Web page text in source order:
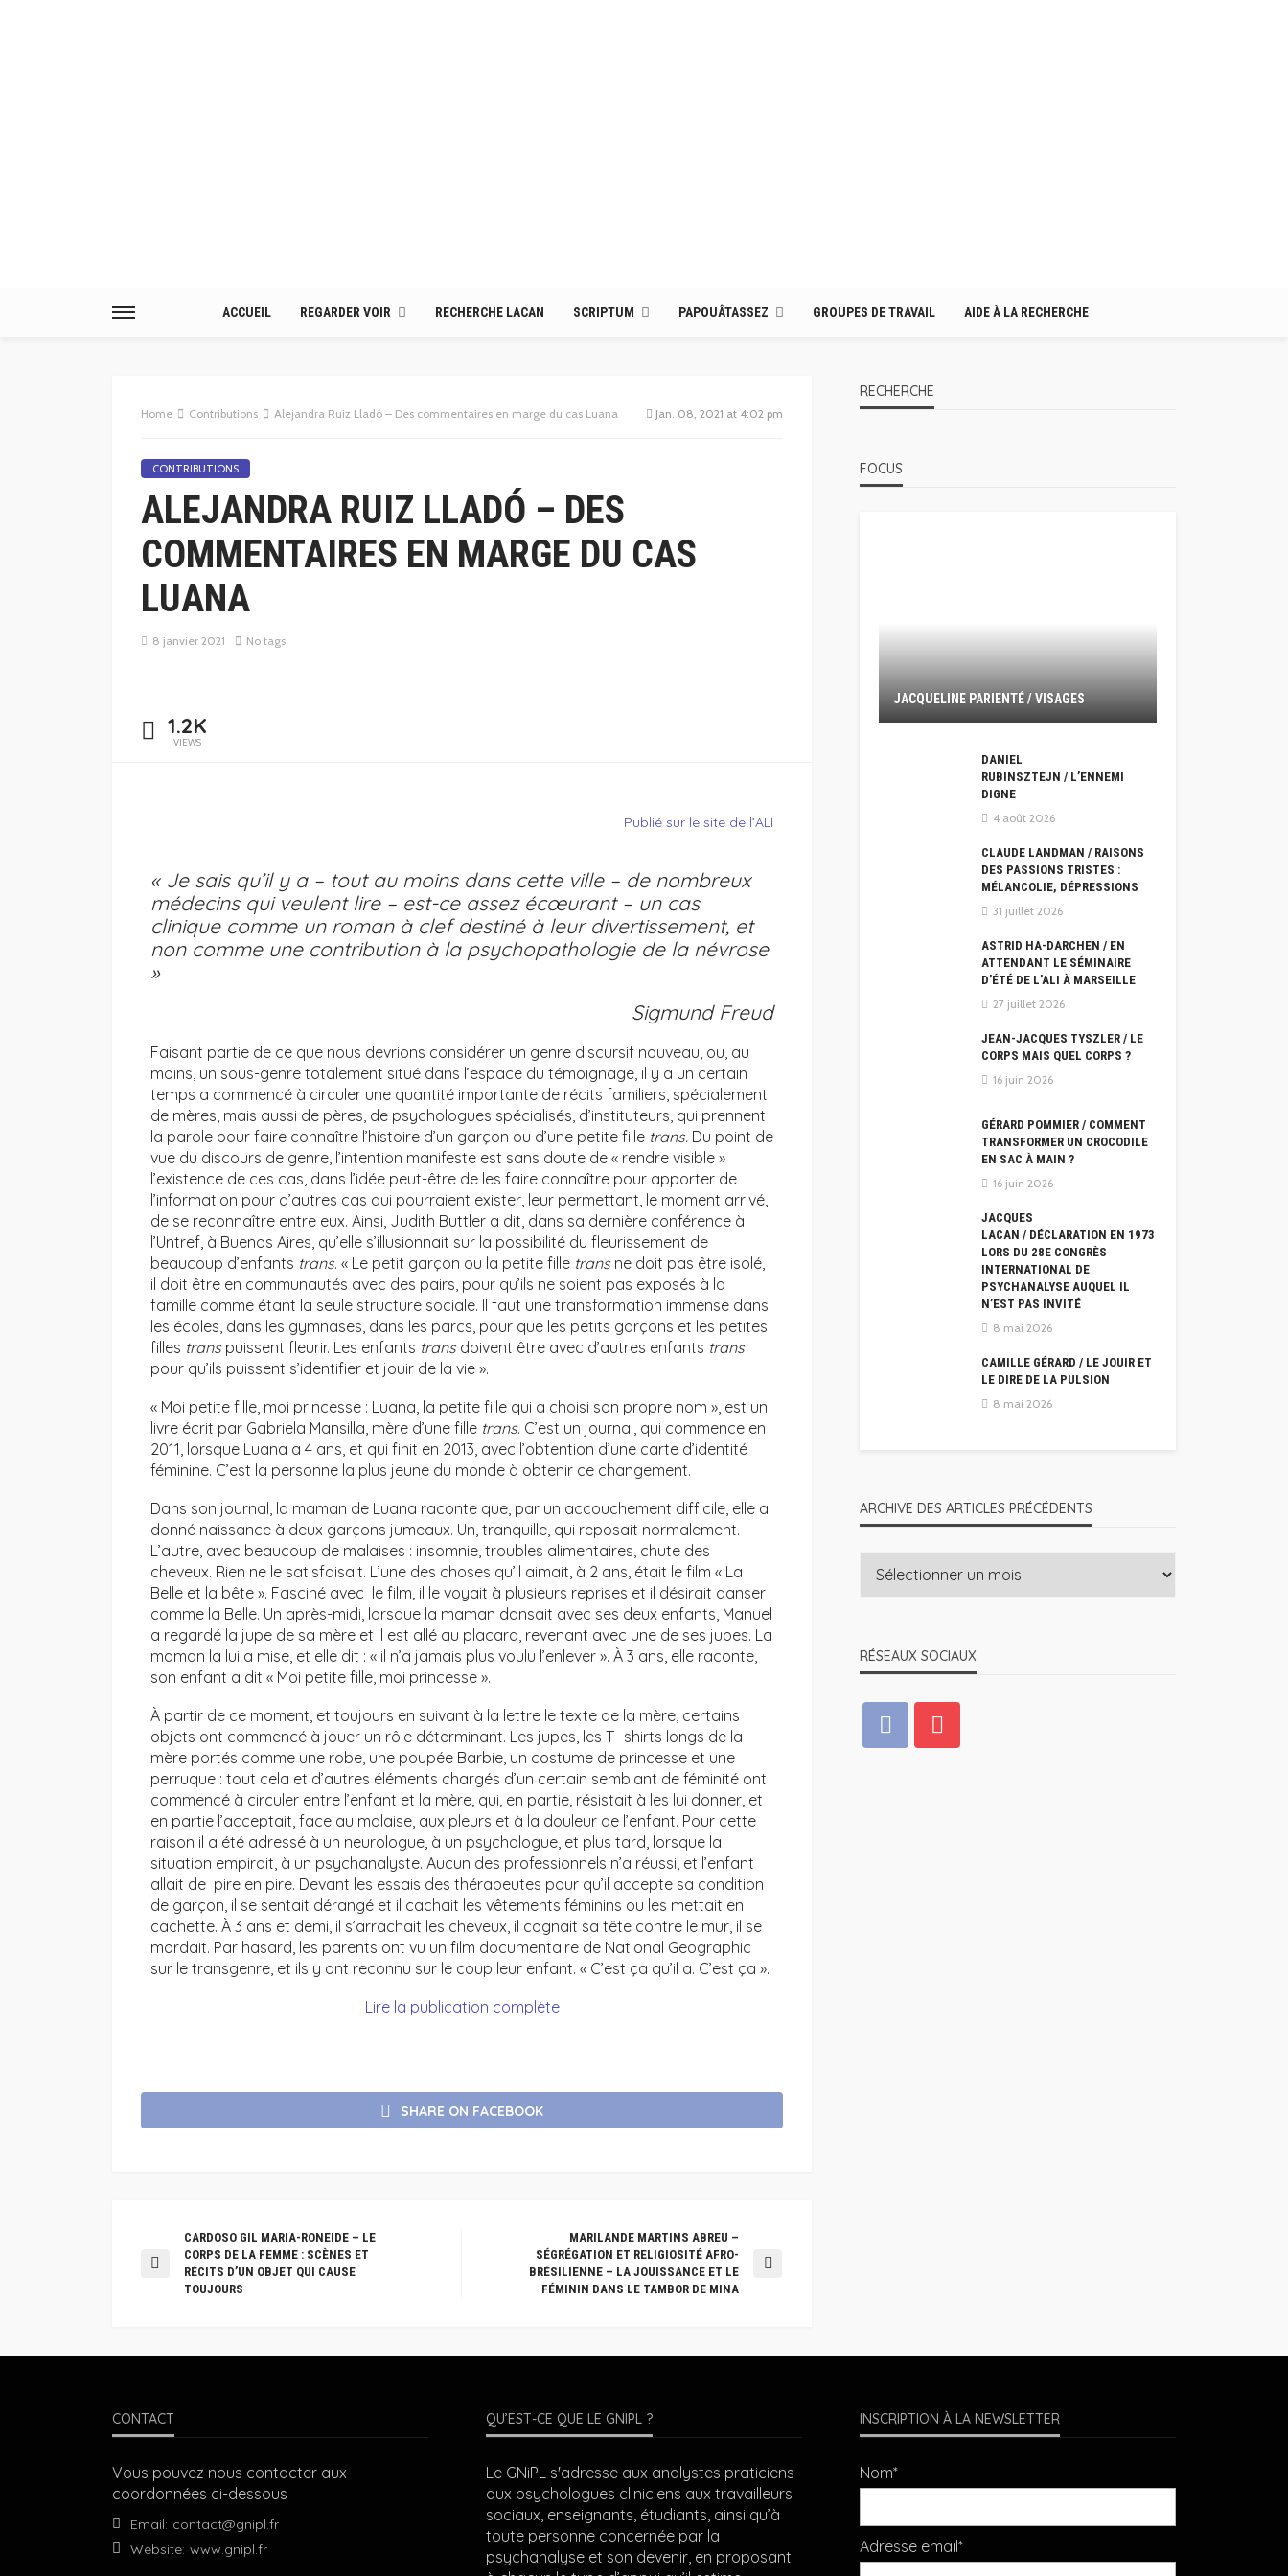
ACCUEIL REGARDER VOIR RECHERCHE LACAN SCRIPTUM PAPOUÂTASSEZ GROUPES DE TRAVAIL AIDE À LA RECHERCHE
Home Contributions Alejandra Ruiz Lladó – Des commentaires en marge du cas Luana Jan. 08, 2021 at 4:02 pm
CONTRIBUTIONS
ALEJANDRA RUIZ LLADÓ – DES
COMMENTAIRES EN MARGE DU CAS
LUANA
8 janvier 2021 No tags
1.2K
VIEWS
Publié sur le site de l’ALI
« Je sais qu’il y a – tout au moins dans cette ville – de nombreux
médecins qui veulent lire – est-ce assez écœurant – un cas
clinique comme un roman à clef destiné à leur divertissement, et
non comme une contribution à la psychopathologie de la névrose
»
Sigmund Freud
Faisant partie de ce que nous devrions considérer un genre discursif nouveau, ou, au
moins, un sous-genre totalement situé dans l’espace du témoignage, il y a un certain
temps a commencé à circuler une quantité importante de récits familiers, spécialement
de mères, mais aussi de pères, de psychologues spécialisés, d’instituteurs, qui prennent
la parole pour faire connaître l’histoire d’un garçon ou d’une petite fille trans. Du point de
vue du discours de genre, l’intention manifeste est sans doute de « rendre visible »
l’existence de ces cas, dans l’idée peut-être de les faire connaître pour apporter de
l’information pour d’autres cas qui pourraient exister, leur permettant, le moment arrivé,
de se reconnaître entre eux. Ainsi, Judith Buttler a dit, dans sa dernière conférence à
l’Untref, à Buenos Aires, qu’elle s’illusionnait sur la possibilité du fleurissement de
beaucoup d’enfants trans. « Le petit garçon ou la petite fille trans ne doit pas être isolé,
il doit être en communautés avec des pairs, pour qu’ils ne soient pas exposés à la
famille comme étant la seule structure sociale. Il faut une transformation immense dans
les écoles, dans les gymnases, dans les parcs, pour que les petits garçons et les petites
filles trans puissent fleurir. Les enfants trans doivent être avec d’autres enfants trans
pour qu’ils puissent s’identifier et jouir de la vie ».
« Moi petite fille, moi princesse : Luana, la petite fille qui a choisi son propre nom », est un
livre écrit par Gabriela Mansilla, mère d’une fille trans. C’est un journal, qui commence en
2011, lorsque Luana a 4 ans, et qui finit en 2013, avec l’obtention d’une carte d’identité
féminine. C’est la personne la plus jeune du monde à obtenir ce changement.
Dans son journal, la maman de Luana raconte que, par un accouchement difficile, elle a
donné naissance à deux garçons jumeaux. Un, tranquille, qui reposait normalement.
L’autre, avec beaucoup de malaises : insomnie, troubles alimentaires, chute des
cheveux. Rien ne le satisfaisait. L’une des choses qu’il aimait, à 2 ans, était le film « La
Belle et la bête ». Fasciné avec le film, il le voyait à plusieurs reprises et il désirait danser
comme la Belle. Un après-midi, lorsque la maman dansait avec ses deux enfants, Manuel
a regardé la jupe de sa mère et il est allé au placard, revenant avec une de ses jupes. La
maman la lui a mise, et elle dit : « il n’a jamais plus voulu l’enlever ». À 3 ans, elle raconte,
son enfant a dit « Moi petite fille, moi princesse ».
À partir de ce moment, et toujours en suivant à la lettre le texte de la mère, certains
objets ont commencé à jouer un rôle déterminant. Les jupes, les T- shirts longs de la
mère portés comme une robe, une poupée Barbie, un costume de princesse et une
perruque : tout cela et d’autres éléments chargés d’un certain semblant de féminité ont
commencé à circuler entre l’enfant et la mère, qui, en partie, résistait à les lui donner, et
en partie l’acceptait, face au malaise, aux pleurs et à la douleur de l’enfant. Pour cette
raison il a été adressé à un neurologue, à un psychologue, et plus tard, lorsque la
situation empirait, à un psychanalyste. Aucun des professionnels n’a réussi, et l’enfant
allait de pire en pire. Devant les essais des thérapeutes pour qu’il accepte sa condition
de garçon, il se sentait dérangé et il cachait les vêtements féminins ou les mettait en
cachette. À 3 ans et demi, il s’arrachait les cheveux, il cognait sa tête contre le mur, il se
mordait. Par hasard, les parents ont vu un film documentaire de National Geographic
sur le transgenre, et ils y ont reconnu sur le coup leur enfant. « C’est ça qu’il a. C’est ça ».
Lire la publication complète
SHARE ON FACEBOOK
CARDOSO GIL MARIA-RONEIDE – LE
CORPS DE LA FEMME : SCÈNES ET
RÉCITS D’UN OBJET QUI CAUSE
TOUJOURS
MARILANDE MARTINS ABREU –
SÉGRÉGATION ET RELIGIOSITÉ AFRO-
BRÉSILIENNE – LA JOUISSANCE ET LE
FÉMININ DANS LE TAMBOR DE MINA
RECHERCHE
FOCUS
JACQUELINE PARIENTÉ / VISAGES
DANIEL
RUBINSZTEJN / L’ENNEMI
DIGNE
4 août 2026
CLAUDE LANDMAN / RAISONS
DES PASSIONS TRISTES :
MÉLANCOLIE, DÉPRESSIONS
31 juillet 2026
ASTRID HA-DARCHEN / EN
ATTENDANT LE SÉMINAIRE
D’ÉTÉ DE L’ALI À MARSEILLE
27 juillet 2026
JEAN-JACQUES TYSZLER / LE
CORPS MAIS QUEL CORPS ?
16 juin 2026
GÉRARD POMMIER / COMMENT
TRANSFORMER UN CROCODILE
EN SAC À MAIN ?
16 juin 2026
JACQUES
LACAN / DÉCLARATION EN 1973
LORS DU 28E CONGRÈS
INTERNATIONAL DE
PSYCHANALYSE AUQUEL IL
N’EST PAS INVITÉ
8 mai 2026
CAMILLE GÉRARD / LE JOUIR ET
LE DIRE DE LA PULSION
8 mai 2026
ARCHIVE DES ARTICLES PRÉCÉDENTS
RÉSEAUX SOCIAUX
CONTACT
Vous pouvez nous contacter aux
coordonnées ci-dessous
Email: contact@gnipl.fr
Website: www.gnipl.fr
QU’EST-CE QUE LE GNIPL ?
Le GNiPL s'adresse aux analystes praticiens
aux psychologues cliniciens aux travailleurs
sociaux, enseignants, étudiants, ainsi qu’à
toute personne concernée par la
psychanalyse et son devenir, en proposant
INSCRIPTION À LA NEWSLETTER
Nom*
Adresse email*